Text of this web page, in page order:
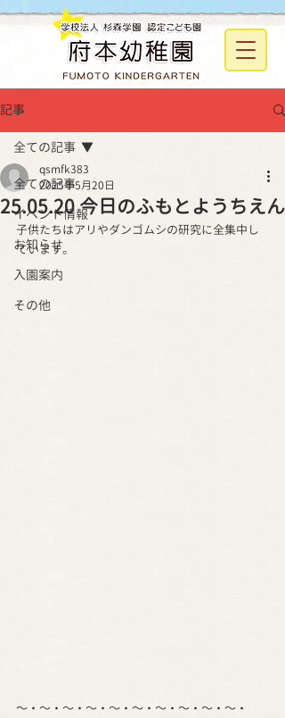
記事
全ての記事
イベント情報
お知らせ
入園案内
その他
全ての記事
25.05.20 今日のふもとようちえん
qsmfk383
2025年5月20日
子供たちはアリやダンゴムシの研究に全集中し
ています。
～・～・～・～・～・～・～・～・～・～・